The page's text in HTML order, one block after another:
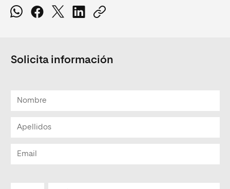
Solicita información